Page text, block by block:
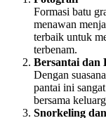
Formasi batu
menawan
terbaik untuk
terbenam.
Bersantai dan
Dengan
pantai ini
bersama
Snorkeling